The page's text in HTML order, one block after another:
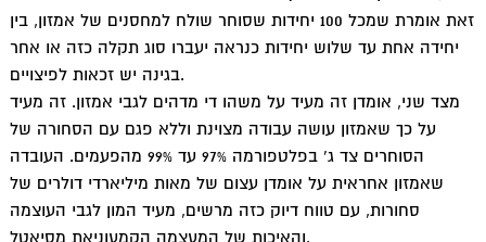
זאת אומרת שמכל 100 יחידות שסוחר שולח למחסנים של אמזון, בין
יחידה אחת עד שלוש יחידות כנראה יעברו סוג תקלה כזה או אחר
בגינה יש זכאות לפיצויים.
מצד שני, אומדן זה מעיד על משהו די מדהים לגבי אמזון. זה מעיד
על כך שאמזון עושה עבודה מצוינת וללא פגם עם הסחורה של
הסוחרים צד ג’ בפלטפורמה 97% עד 99% מהפעמים. העובדה
שאמזון אחראית על אומדן עצום של מאות מיליארדי דולרים של
סחורות, עם טווח דיוק כזה מרשים, מעיד המון לגבי העוצמה
והאיכות של המעצמה הקמעוניאת מסיאטל.